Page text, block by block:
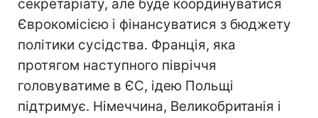
секретаріату, але буде координуватися
Єврокомісією і фінансуватися з бюджету
політики сусідства. Франція, яка
протягом наступного півріччя
головуватиме в ЄС, ідею Польщі
підтримує. Німеччина, Великобританія і